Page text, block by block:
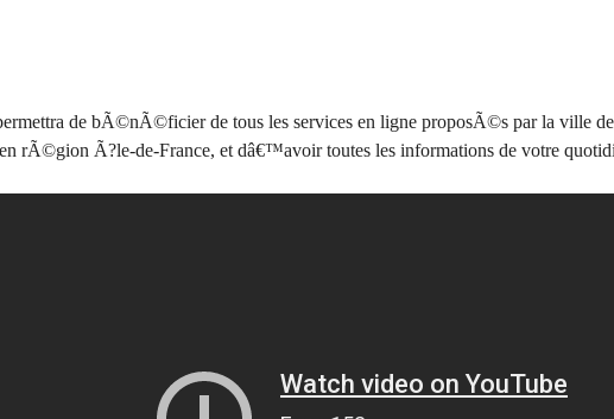
de bÃ©nÃ©ficier de tous les services en ligne proposÃ©s par la ville
rÃ©gion Ã?le-de-France, et dâ€™avoir toutes les informations de votre